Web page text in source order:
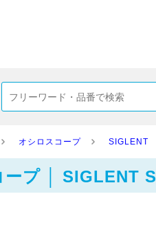
オシロスコープ SIGLENT
プ │ SIGLENT